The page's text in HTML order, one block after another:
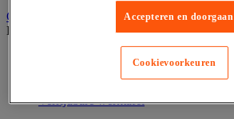
Gereedschap opbergen
Bekijk de hele productgroep
Assortimentsdoos en gereedschapkoffer
Verrijdbare werktafel
Accepteren en doorgaan
Cookievoorkeuren